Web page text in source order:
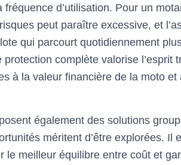
d’utilisation. Pour un
peut paraître excessive, et
qui parcourt quotidiennement
complète valorise l’esprit
à la valeur financière de la moto et
également des solutions
méritent d’être explorées. Il
le meilleur équilibre entre coût et